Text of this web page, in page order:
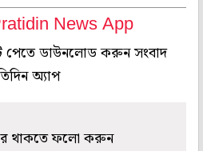
News App
পেতে ডাউনলোড করুন সংবাদ
অ্যাপ
থাকতে ফলো করুন